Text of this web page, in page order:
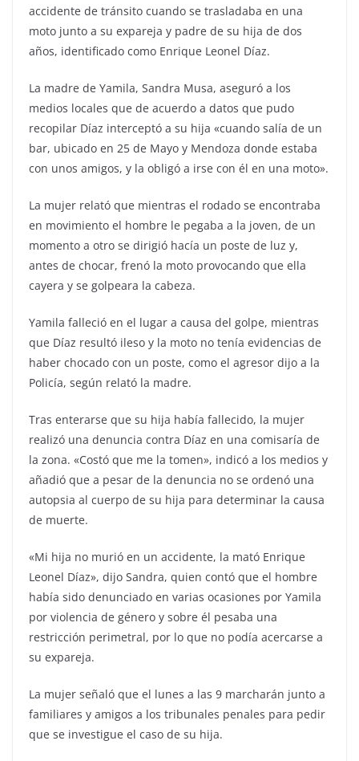
accidente de tránsito cuando se trasladaba en una
moto junto a su expareja y padre de su hija de dos
años, identificado como Enrique Leonel Díaz.
La madre de Yamila, Sandra Musa, aseguró a los
medios locales que de acuerdo a datos que pudo
recopilar Díaz interceptó a su hija «cuando salía de un
bar, ubicado en 25 de Mayo y Mendoza donde estaba
con unos amigos, y la obligó a irse con él en una moto».
La mujer relató que mientras el rodado se encontraba
en movimiento el hombre le pegaba a la joven, de un
momento a otro se dirigió hacía un poste de luz y,
antes de chocar, frenó la moto provocando que ella
cayera y se golpeara la cabeza.
Yamila falleció en el lugar a causa del golpe, mientras
que Díaz resultó ileso y la moto no tenía evidencias de
haber chocado con un poste, como el agresor dijo a la
Policía, según relató la madre.
Tras enterarse que su hija había fallecido, la mujer
realizó una denuncia contra Díaz en una comisaría de
la zona. «Costó que me la tomen», indicó a los medios y
añadió que a pesar de la denuncia no se ordenó una
autopsia al cuerpo de su hija para determinar la causa
de muerte.
«Mi hija no murió en un accidente, la mató Enrique
Leonel Díaz», dijo Sandra, quien contó que el hombre
había sido denunciado en varias ocasiones por Yamila
por violencia de género y sobre él pesaba una
restricción perimetral, por lo que no podía acercarse a
su expareja.
La mujer señaló que el lunes a las 9 marcharán junto a
familiares y amigos a los tribunales penales para pedir
que se investigue el caso de su hija.